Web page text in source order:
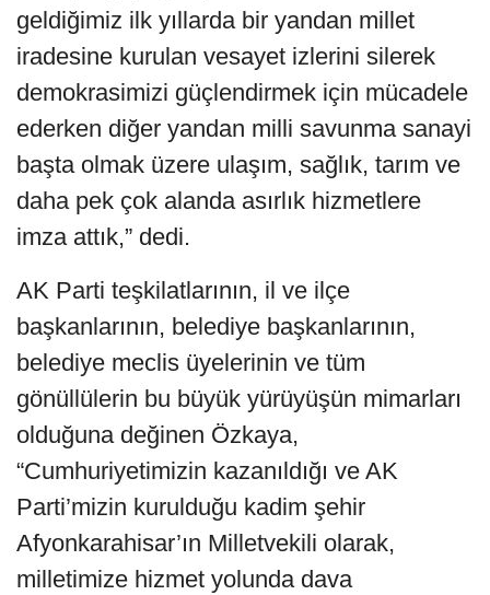
geldiğimiz ilk yıllarda bir yandan millet
iradesine kurulan vesayet izlerini silerek
demokrasimizi güçlendirmek için mücadele
ederken diğer yandan milli savunma sanayi
başta olmak üzere ulaşım, sağlık, tarım ve
daha pek çok alanda asırlık hizmetlere
imza attık,” dedi.
AK Parti teşkilatlarının, il ve ilçe
başkanlarının, belediye başkanlarının,
belediye meclis üyelerinin ve tüm
gönüllülerin bu büyük yürüyüşün mimarları
olduğuna değinen Özkaya,
“Cumhuriyetimizin kazanıldığı ve AK
Parti’mizin kurulduğu kadim şehir
Afyonkarahisar’ın Milletvekili olarak,
milletimize hizmet yolunda dava